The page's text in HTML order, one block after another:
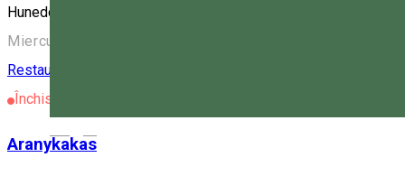
Hunedoara nr. 26). Vizitați-ne în orice zi a săptămânii între
Miercurea Ciuc, Romania
Restaurant
Închis
Aranykakas